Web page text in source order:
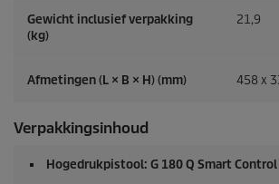
Gewicht inclusief verpakking
(kg)
21,9
Afmetingen (L × B × H) (mm) 458 x
Verpakkingsinhoud
Hogedrukpistool: G 180 Q Smart Control